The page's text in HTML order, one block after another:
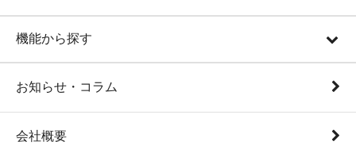
機能から探す
お知らせ・コラム
会社概要